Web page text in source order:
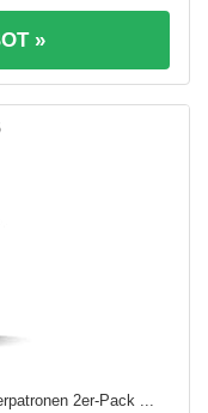
»
2er-Pack ...